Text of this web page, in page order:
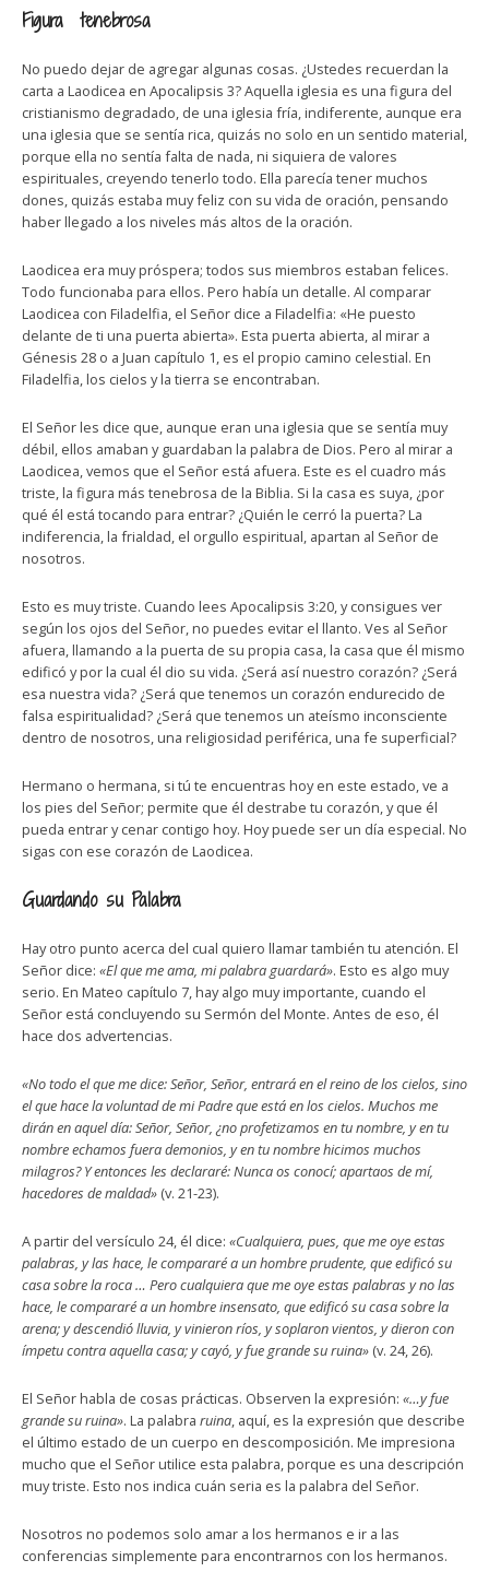
Figura tenebrosa
No puedo dejar de agregar algunas cosas. ¿Ustedes recuerdan la
carta a Laodicea en Apocalipsis 3? Aquella iglesia es una figura del
cristianismo degradado, de una iglesia fría, indiferente, aunque era
una iglesia que se sentía rica, quizás no solo en un sentido material,
porque ella no sentía falta de nada, ni siquiera de valores
espirituales, creyendo tenerlo todo. Ella parecía tener muchos
dones, quizás estaba muy feliz con su vida de oración, pensando
haber llegado a los niveles más altos de la oración.
Laodicea era muy próspera; todos sus miembros estaban felices.
Todo funcionaba para ellos. Pero había un detalle. Al comparar
Laodicea con Filadelfia, el Señor dice a Filadelfia: «He puesto
delante de ti una puerta abierta». Esta puerta abierta, al mirar a
Génesis 28 o a Juan capítulo 1, es el propio camino celestial. En
Filadelfia, los cielos y la tierra se encontraban.
El Señor les dice que, aunque eran una iglesia que se sentía muy
débil, ellos amaban y guardaban la palabra de Dios. Pero al mirar a
Laodicea, vemos que el Señor está afuera. Este es el cuadro más
triste, la figura más tenebrosa de la Biblia. Si la casa es suya, ¿por
qué él está tocando para entrar? ¿Quién le cerró la puerta? La
indiferencia, la frialdad, el orgullo espiritual, apartan al Señor de
nosotros.
Esto es muy triste. Cuando lees Apocalipsis 3:20, y consigues ver
según los ojos del Señor, no puedes evitar el llanto. Ves al Señor
afuera, llamando a la puerta de su propia casa, la casa que él mismo
edificó y por la cual él dio su vida. ¿Será así nuestro corazón? ¿Será
esa nuestra vida? ¿Será que tenemos un corazón endurecido de
falsa espiritualidad? ¿Será que tenemos un ateísmo inconsciente
dentro de nosotros, una religiosidad periférica, una fe superficial?
Hermano o hermana, si tú te encuentras hoy en este estado, ve a
los pies del Señor; permite que él destrabe tu corazón, y que él
pueda entrar y cenar contigo hoy. Hoy puede ser un día especial. No
sigas con ese corazón de Laodicea.
Guardando su Palabra
Hay otro punto acerca del cual quiero llamar también tu atención. El
Señor dice: «El que me ama, mi palabra guardará». Esto es algo muy
serio. En Mateo capítulo 7, hay algo muy importante, cuando el
Señor está concluyendo su Sermón del Monte. Antes de eso, él
hace dos advertencias.
«No todo el que me dice: Señor, Señor, entrará en el reino de los cielos, sino
el que hace la voluntad de mi Padre que está en los cielos. Muchos me
dirán en aquel día: Señor, Señor, ¿no profetizamos en tu nombre, y en tu
nombre echamos fuera demonios, y en tu nombre hicimos muchos
milagros? Y entonces les declararé: Nunca os conocí; apartaos de mí,
hacedores de maldad» (v. 21-23).
A partir del versículo 24, él dice: «Cualquiera, pues, que me oye estas
palabras, y las hace, le compararé a un hombre prudente, que edificó su
casa sobre la roca … Pero cualquiera que me oye estas palabras y no las
hace, le compararé a un hombre insensato, que edificó su casa sobre la
arena; y descendió lluvia, y vinieron ríos, y soplaron vientos, y dieron con
ímpetu contra aquella casa; y cayó, y fue grande su ruina» (v. 24, 26).
El Señor habla de cosas prácticas. Observen la expresión: «…y fue
grande su ruina». La palabra ruina, aquí, es la expresión que describe
el último estado de un cuerpo en descomposición. Me impresiona
mucho que el Señor utilice esta palabra, porque es una descripción
muy triste. Esto nos indica cuán seria es la palabra del Señor.
Nosotros no podemos solo amar a los hermanos e ir a las
conferencias simplemente para encontrarnos con los hermanos.